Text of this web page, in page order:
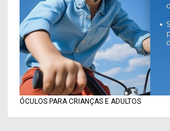
ÓCULOS PARA CRIANÇAS E ADULTOS